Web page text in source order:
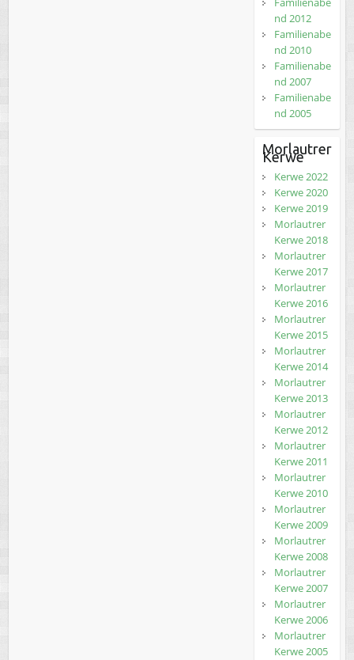
nd 2012
Familienabe
nd 2010
Familienabe
nd 2007
Familienabe
nd 2005
Morlautrer
Kerwe
Kerwe 2022
Kerwe 2020
Kerwe 2019
Morlautrer
Kerwe 2018
Morlautrer
Kerwe 2017
Morlautrer
Kerwe 2016
Morlautrer
Kerwe 2015
Morlautrer
Kerwe 2014
Morlautrer
Kerwe 2013
Morlautrer
Kerwe 2012
Morlautrer
Kerwe 2011
Morlautrer
Kerwe 2010
Morlautrer
Kerwe 2009
Morlautrer
Kerwe 2008
Morlautrer
Kerwe 2007
Morlautrer
Kerwe 2006
Morlautrer
Kerwe 2005